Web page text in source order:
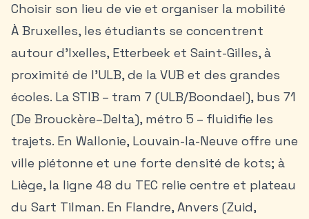
Choisir son lieu de vie et organiser la mobilité
À Bruxelles, les étudiants se concentrent
autour d’Ixelles, Etterbeek et Saint-Gilles, à
proximité de l’ULB, de la VUB et des grandes
écoles. La STIB – tram 7 (ULB/Boondael), bus 71
(De Brouckère–Delta), métro 5 – fluidifie les
trajets. En Wallonie, Louvain-la-Neuve offre une
ville piétonne et une forte densité de kots; à
Liège, la ligne 48 du TEC relie centre et plateau
du Sart Tilman. En Flandre, Anvers (Zuid,